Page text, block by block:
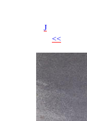
J
<<